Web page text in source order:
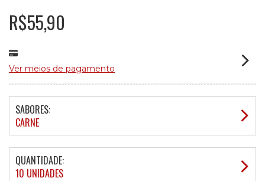
R$55,90
Ver meios de pagamento
SABORES:
CARNE
QUANTIDADE:
10 UNIDADES